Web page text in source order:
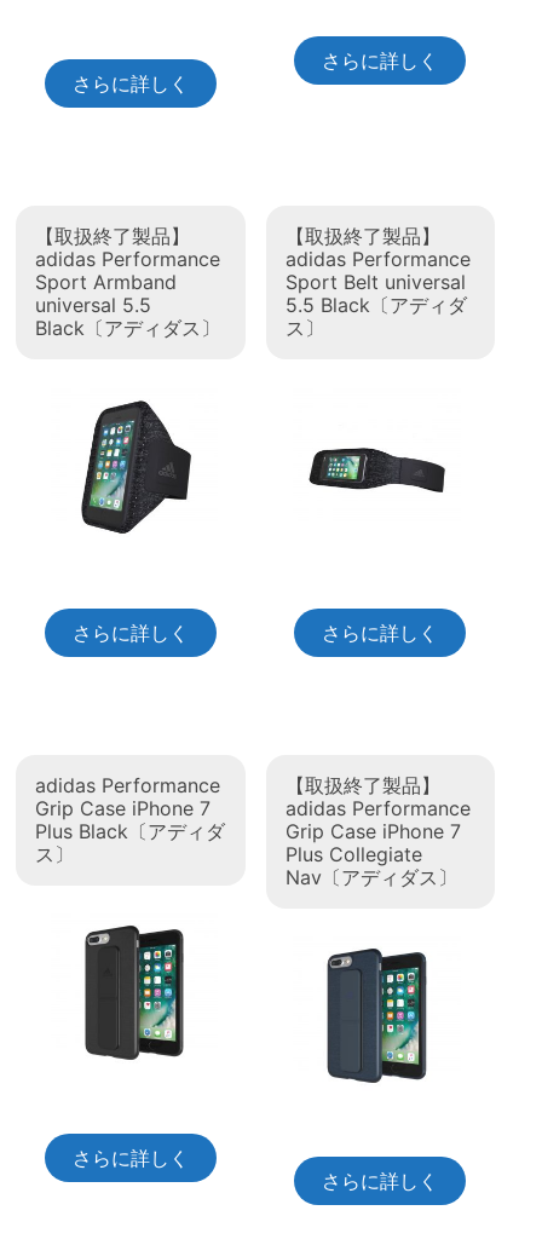
さらに詳しく
さらに詳しく
【取扱終了製品】
adidas Performance
Sport Armband
universal 5.5
Black〔アディダス〕
さらに詳しく
【取扱終了製品】
adidas Performance
Sport Belt universal
5.5 Black〔アディダ
ス〕
さらに詳しく
adidas Performance
Grip Case iPhone 7
Plus Black〔アディダ
ス〕
さらに詳しく
【取扱終了製品】
adidas Performance
Grip Case iPhone 7
Plus Collegiate
Nav〔アディダス〕
さらに詳しく